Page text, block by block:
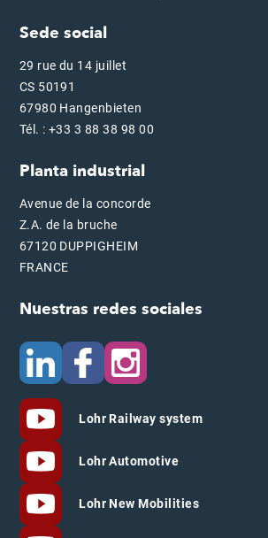
Sede social
29 rue du 14 juillet
CS 50191
67980 Hangenbieten
Tél. : +33 3 88 38 98 00
Planta industrial
Avenue de la concorde
Z.A. de la bruche
67120 DUPPIGHEIM
FRANCE
Nuestras redes sociales
Lohr Railway system
Lohr Automotive
Lohr New Mobilities